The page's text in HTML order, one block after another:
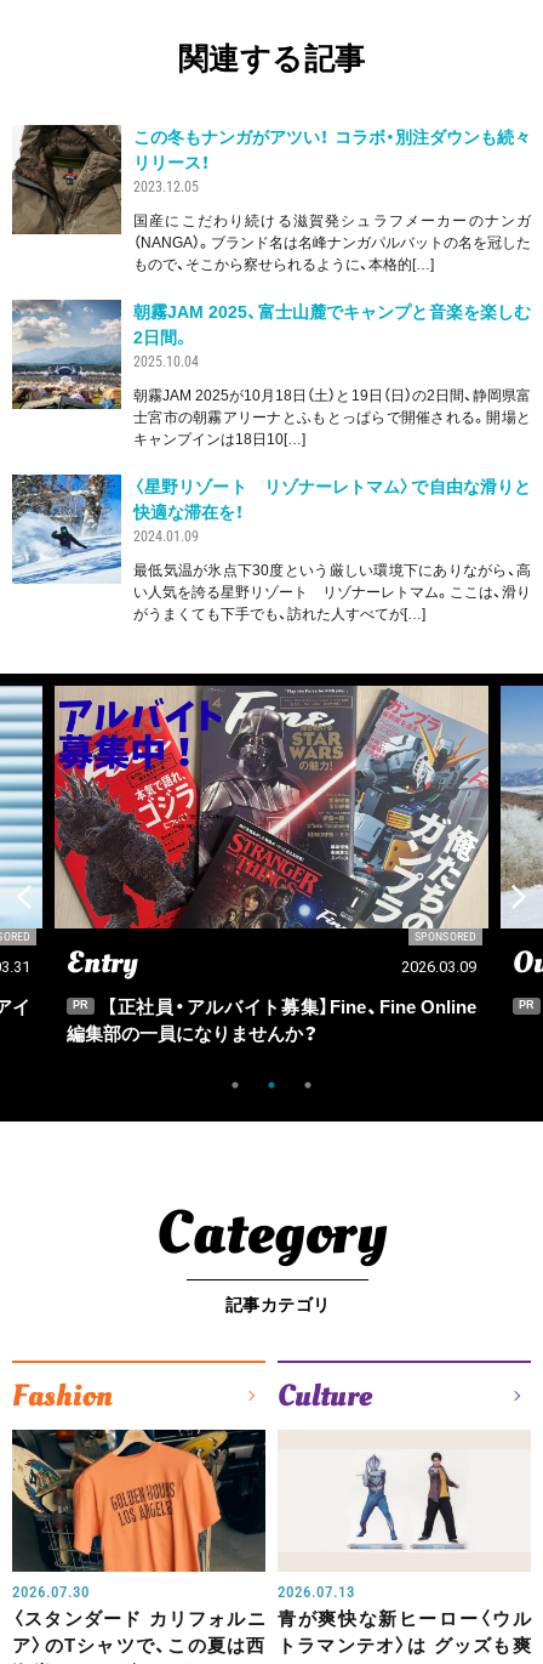
関連する記事
この冬もナンガがアツい！ コラボ・別注ダウンも続々
リリース！
2023.12.05
国産にこだわり続ける滋賀発シュラフメーカーのナンガ
（NANGA）。ブランド名は名峰ナンガパルバットの名を冠した
もので、そこから察せられるように、本格的[…]
朝霧JAM 2025、富士山麓でキャンプと音楽を楽しむ
2日間。
2025.10.04
朝霧JAM 2025が10月18日（土）と19日（日）の2日間、静岡県富
士宮市の朝霧アリーナとふもとっぱらで開催される。開場と
キャンプインは18日10[…]
〈星野リゾート リゾナーレトマム〉で自由な滑りと
快適な滞在を！
2024.01.09
最低気温が氷点下30度という厳しい環境下にありながら、高
い人気を誇る星野リゾート リゾナーレトマム。ここは、滑り
がうまくても下手でも、訪れた人すべてが[…]
イ
SPONSORED
Entry 2026.03.09
PR
【正社員・アルバイト募集】Fine、Fine Online
編集部の一員になりませんか？
PR
Category
記事カテゴリ
Fashion
2026.07.30
〈スタンダード カリフォルニ
ア〉のTシャツで、この夏は西
Culture
2026.07.13
青が爽快な新ヒーロー〈ウル
トラマンテオ〉は グッズも爽